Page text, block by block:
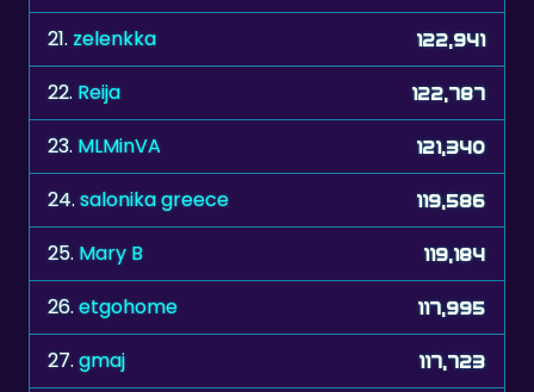
22.Reija 122,787
23. MLMinVA 121,340
24.salonika greece 119,586
25. Mary B 119,184
26. etgohome 117,995
27. gmaj 117,723
28. carine 117,114